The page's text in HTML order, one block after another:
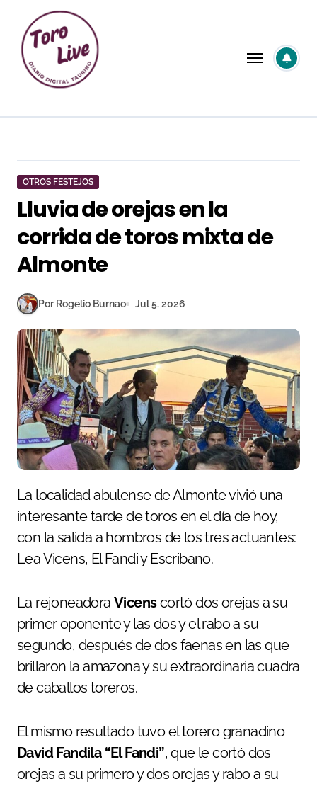
contenido
OTROS FESTEJOS
Lluvia de orejas en la
corrida de toros mixta de
Almonte
Por Rogelio Burnao Jul 5, 2026
La localidad abulense de Almonte vivió una
interesante tarde de toros en el día de hoy,
con la salida a hombros de los tres actuantes:
Lea Vicens, El Fandi y Escribano.
La rejoneadora Vicenscortó dos orejas a su
primer oponente y las dos y el rabo a su
segundo, después de dos faenas en las que
brillaron la amazona y su extraordinaria cuadra
de caballos toreros.
El mismo resultado tuvo el torero granadino
David Fandila “El Fandi”, que le cortó dos
orejas a su primero y dos orejas y rabo a su